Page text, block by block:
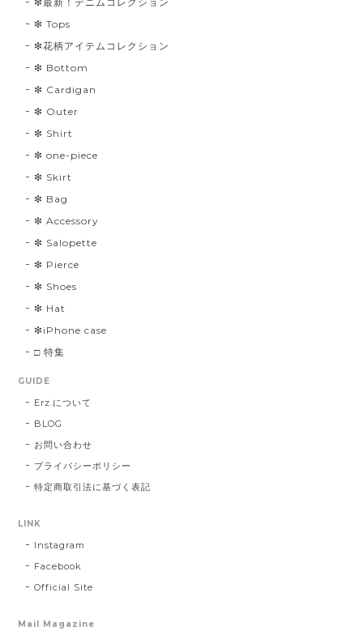
❇︎ Tops
❇︎花柄アイテムコレクション
❇︎ Bottom
❇︎ Cardigan
❇︎ Outer
❇︎ Shirt
❇︎ one-piece
❇︎ Skirt
❇︎ Bag
❇︎ Accessory
❇︎ Salopette
❇︎ Pierce
❇︎ Shoes
❇︎ Hat
❇︎iPhone case
□ 特集
GUIDE
Erz.について
BLOG
お問い合わせ
プライバシーポリシー
特定商取引法に基づく表記
LINK
Instagram
Facebook
Official Site
Mail Magazine